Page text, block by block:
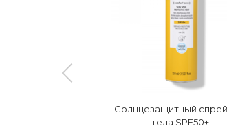
Солнцезащитный
тела SPF50+